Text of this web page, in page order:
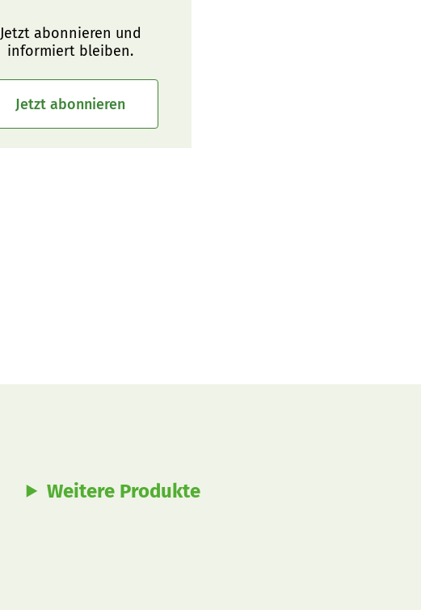
Jetzt abonnieren und
informiert bleiben.
Jetzt abonnieren
Weitere Produkte